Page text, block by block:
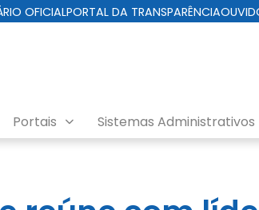
OFICIALPORTAL DA TRANSPARÊNCIA
Portais Sistemas Administrativos